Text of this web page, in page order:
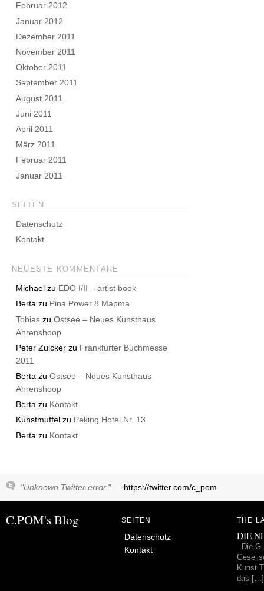
Februar 2012
Januar 2012
Dezember 2011
November 2011
Oktober 2011
September 2011
August 2011
Juni 2011
April 2011
März 2011
Februar 2011
Januar 2011
SEITEN
Datenschutz
Kontakt
NEUESTE KOMMENTARE
Michael zu EDO I/II – artist book
Berta zu Pina Power 8 Mapma
Tobias zuOstsee – Neues Kunsthaus
Ahrenshoop
Peter Zuicker zu Frankfurter Buchmesse
2011
Berta zuOstsee – Neues Kunsthaus
Ahrenshoop
Berta zu Kontakt
Kunstmuffel zu Peking Hotel Nr. 13
Berta zu Kontakt
"Unknown Twitter error." — https://twitter.com/c_pom
C.POM's Blog SEITEN
Datenschutz
Kontakt
THE
DIE
Die
Kunst
das […]